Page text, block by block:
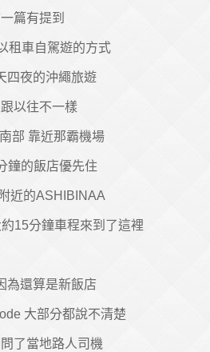
篇有提到
租車自駕遊的方式
四夜的沖繩旅遊
以往不一樣
部 靠近那霸機場
鐘的飯店優先住
近的ASHIBINAA
15分鐘車程來到了這裡
為還算是新飯店
大部分都說不清楚
了當地路人司機